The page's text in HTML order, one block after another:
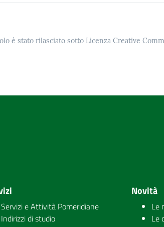
è stato rilasciato sotto Licenza Creative
Servizi e Attività Pomeridiane
Indirizzi di studio
Novità
Le
Le